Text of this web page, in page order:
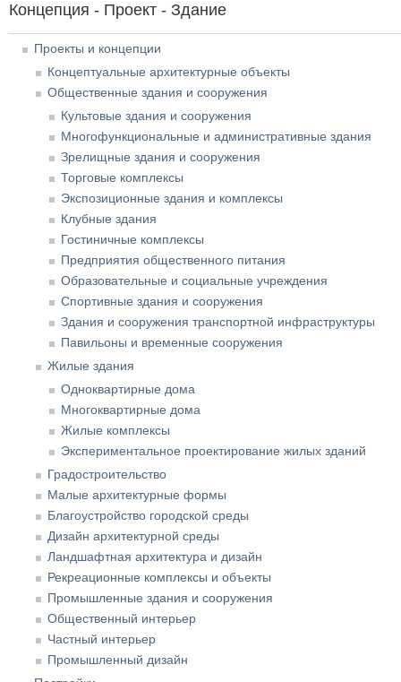
Концепция - Проект - Здание
Проекты и концепции
Концептуальные архитектурные объекты
Общественные здания и сооружения
Культовые здания и сооружения
Многофункциональные и административные здания
Зрелищные здания и сооружения
Торговые комплексы
Экспозиционные здания и комплексы
Клубные здания
Гостиничные комплексы
Предприятия общественного питания
Образовательные и социальные учреждения
Спортивные здания и сооружения
Здания и сооружения транспортной инфраструктуры
Павильоны и временные сооружения
Жилые здания
Одноквартирные дома
Многоквартирные дома
Жилые комплексы
Экспериментальное проектирование жилых зданий
Градостроительство
Малые архитектурные формы
Благоустройство городской среды
Дизайн архитектурной среды
Ландшафтная архитектура и дизайн
Рекреационные комплексы и объекты
Промышленные здания и сооружения
Общественный интерьер
Частный интерьер
Промышленный дизайн